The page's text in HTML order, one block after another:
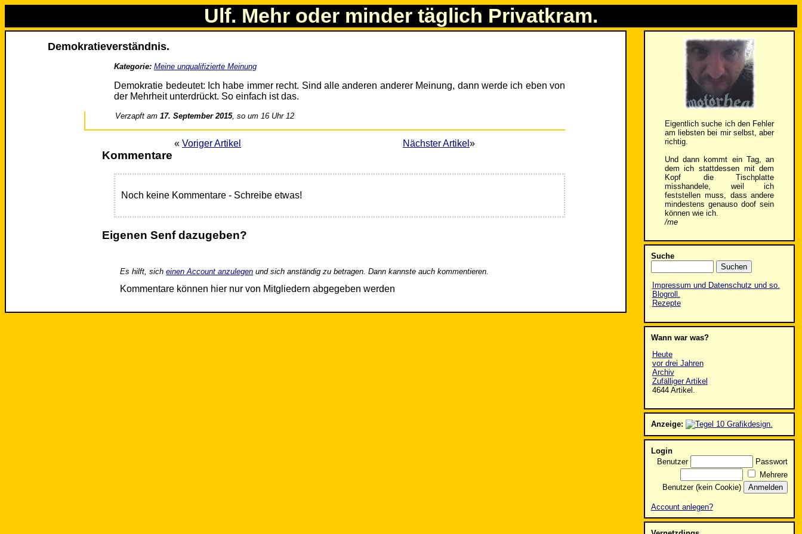
Ulf. Mehr oder minder täglich Privatkram.
Demokratieverständnis.
Kategorie: Meine unqualifizierte Meinung
Demokratie bedeutet: Ich habe immer recht. Sind alle anderen anderer Meinung, dann werde ich eben von
der Mehrheit unterdrückt. So einfach ist das.
Verzapft am17. September 2015, so um 16 Uhr 12
« Voriger Artikel Nächster Artikel »
Kommentare
Noch keine Kommentare - Schreibe etwas!
Eigenen Senf dazugeben?
Es hilft, sicheinen Account anzulegen und sich anständig zu betragen. Dann kannste auch kommentieren.
Kommentare können hier nur von Mitgliedern abgegeben werden
Eigentlich suche ich den Fehler
am liebsten bei mir selbst, aber
richtig.
Und dann kommt ein Tag, an
dem ich stattdessen mit dem
Kopf die Tischplatte
misshandele, weil ich
feststellen muss, dass andere
mindestens genauso doof sein
können wie ich.
/me
Suche
Impressum und Datenschutz und so.
Blogroll.
Rezepte
Wann war was?
Heute
vor drei Jahren
Archiv
Zufälliger Artikel
4644 Artikel.
Anzeige:
Login
Benutzer
Passwort
Mehrere
Benutzer (kein Cookie)
Account anlegen?